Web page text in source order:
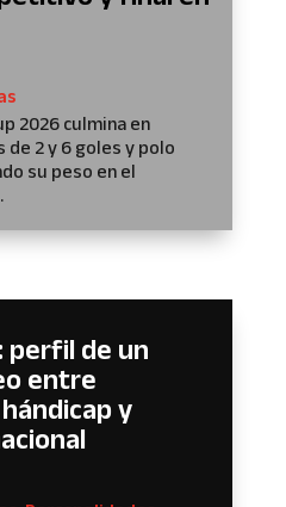
2026 culmina en
2 y 6 goles y polo
su peso en el
perfil de un
entre
y